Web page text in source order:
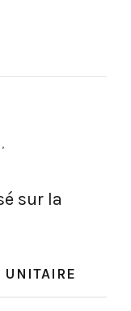
,
sur la
UNITAIRE